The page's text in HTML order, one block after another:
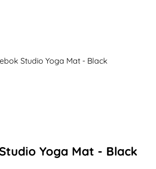
Yoga Mat - Black